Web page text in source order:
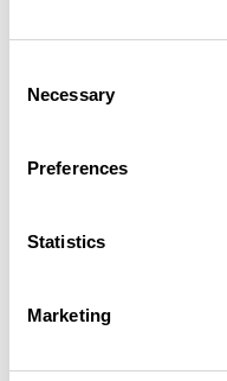
Selection
Necessary
Preferences
Statistics
Marketing